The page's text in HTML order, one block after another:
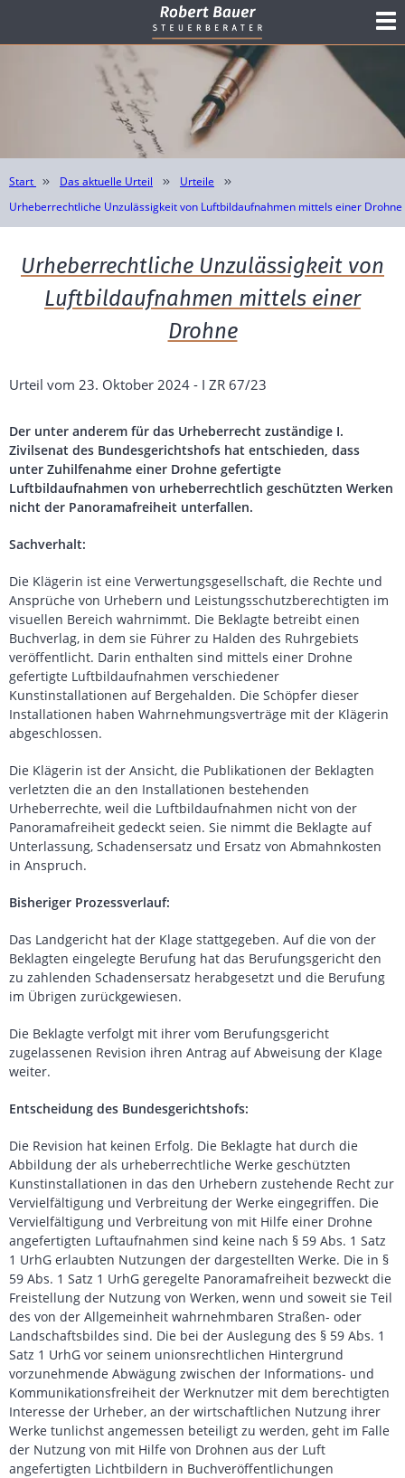
Start Das aktuelle Urteil
Urteile
Urheberrechtliche Unzulässigkeit von Luftbildaufnahmen mittels einer Drohne
Urheberrechtliche Unzulässigkeit von
Luftbildaufnahmen mittels einer
Drohne
Urteil vom 23. Oktober 2024 - I ZR 67/23
Der unter anderem für das Urheberrecht zuständige I.
Zivilsenat des Bundesgerichtshofs hat entschieden, dass
unter Zuhilfenahme einer Drohne gefertigte
Luftbildaufnahmen von urheberrechtlich geschützten Werken
nicht der Panoramafreiheit unterfallen.
Sachverhalt:
Die Klägerin ist eine Verwertungsgesellschaft, die Rechte und
Ansprüche von Urhebern und Leistungsschutzberechtigten im
visuellen Bereich wahrnimmt. Die Beklagte betreibt einen
Buchverlag, in dem sie Führer zu Halden des Ruhrgebiets
veröffentlicht. Darin enthalten sind mittels einer Drohne
gefertigte Luftbildaufnahmen verschiedener
Kunstinstallationen auf Bergehalden. Die Schöpfer dieser
Installationen haben Wahrnehmungsverträge mit der Klägerin
abgeschlossen.
Die Klägerin ist der Ansicht, die Publikationen der Beklagten
verletzten die an den Installationen bestehenden
Urheberrechte, weil die Luftbildaufnahmen nicht von der
Panoramafreiheit gedeckt seien. Sie nimmt die Beklagte auf
Unterlassung, Schadensersatz und Ersatz von Abmahnkosten
in Anspruch.
Bisheriger Prozessverlauf:
Das Landgericht hat der Klage stattgegeben. Auf die von der
Beklagten eingelegte Berufung hat das Berufungsgericht den
zu zahlenden Schadensersatz herabgesetzt und die Berufung
im Übrigen zurückgewiesen.
Die Beklagte verfolgt mit ihrer vom Berufungsgericht
zugelassenen Revision ihren Antrag auf Abweisung der Klage
weiter.
Entscheidung des Bundesgerichtshofs:
Die Revision hat keinen Erfolg. Die Beklagte hat durch die
Abbildung der als urheberrechtliche Werke geschützten
Kunstinstallationen in das den Urhebern zustehende Recht zur
Vervielfältigung und Verbreitung der Werke eingegriffen. Die
Vervielfältigung und Verbreitung von mit Hilfe einer Drohne
angefertigten Luftaufnahmen sind keine nach § 59 Abs. 1 Satz
1 UrhG erlaubten Nutzungen der dargestellten Werke. Die in §
59 Abs. 1 Satz 1 UrhG geregelte Panoramafreiheit bezweckt die
Freistellung der Nutzung von Werken, wenn und soweit sie Teil
des von der Allgemeinheit wahrnehmbaren Straßen- oder
Landschaftsbildes sind. Die bei der Auslegung des § 59 Abs. 1
Satz 1 UrhG vor seinem unionsrechtlichen Hintergrund
vorzunehmende Abwägung zwischen der Informations- und
Kommunikationsfreiheit der Werknutzer mit dem berechtigten
Interesse der Urheber, an der wirtschaftlichen Nutzung ihrer
Werke tunlichst angemessen beteiligt zu werden, geht im Falle
der Nutzung von mit Hilfe von Drohnen aus der Luft
angefertigten Lichtbildern in Buchveröffentlichungen